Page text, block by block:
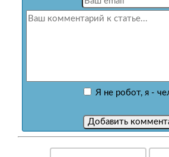
Я не робот, я -